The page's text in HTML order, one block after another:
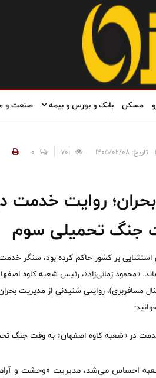
مسکن بانک و بورس و بیمه صنعت و
0
روایت خدمت
جنگ تحمیلی سوم
بر کشور حاکم کرده بود، سنگر
«محمود زمانی‌زاد»، رئیس شعبه کاوه
مسافربری)، روایتی شنیدنی از مدیریت
احساس می‌شد، مدیریت «وحشت و